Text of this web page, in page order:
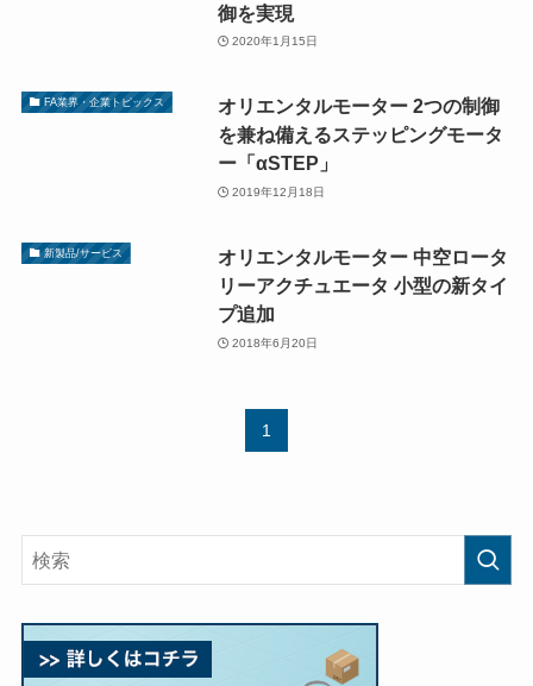
御を実現
2020年1月15日
FA業界・企業トピックス
オリエンタルモーター 2つの制御
を兼ね備えるステッピングモータ
ー「αSTEP」
2019年12月18日
新製品/サービス
オリエンタルモーター 中空ロータ
リーアクチュエータ 小型の新タイ
プ追加
2018年6月20日
1